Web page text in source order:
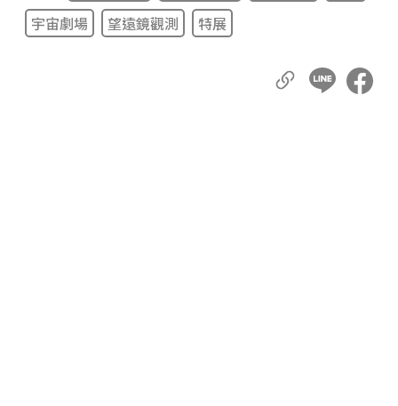
宇宙劇場
望遠鏡觀測 特展